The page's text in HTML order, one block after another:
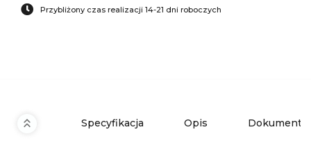
Przybliżony czas realizacji 14-21 dni roboczych
Specyfikacja Opis Dokumenty